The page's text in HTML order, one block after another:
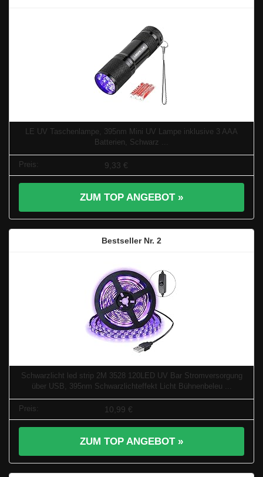
LE UV Taschenlampe, 395nm Mini UV Lampe inklusive 3 AAA
Batterien, Schwarz ...
9,33 €
ZUM TOP ANGEBOT »
2
Schwarzlicht led strip 2M 3528 120LED UV Bar Stromversorgung
über USB, 395nm Schwarzlichteffekt Licht Bühnenbeleu ...
10,99 €
ZUM TOP ANGEBOT »